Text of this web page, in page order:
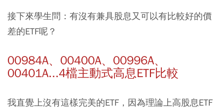
接下來學生問： 有沒有兼具股息又可以有比較好的價
差的ETF呢？
00984A、00400A、00996A、
00401A...4檔主動式高息ETF比較
我直覺上沒有這樣完美的ETF，因為理論上高股息ETF